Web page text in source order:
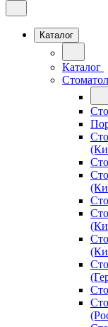
Каталог
Каталог